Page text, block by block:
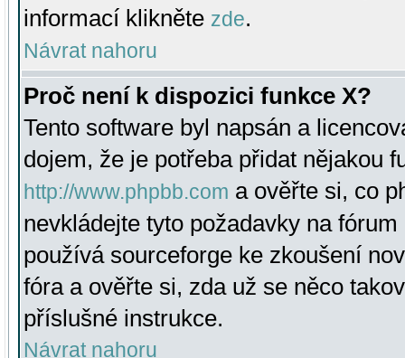
informací klikněte zde.
Návrat nahoru
Proč není k dispozici funkce X?
Tento software byl napsán a
dojem, že je potřeba přidat nějakou
http://www.phpbb.com a ověřte si, co
nevkládejte tyto požadavky na
používá sourceforge ke zkoušení
fóra a ověřte si, zda už se něco
příslušné instrukce.
Návrat nahoru